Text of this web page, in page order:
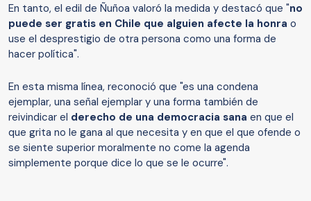
En tanto, el edil de Ñuñoa valoró la medida y destacó que "no
puede ser gratis en Chile que alguien afecte la honra o
use el desprestigio de otra persona como una forma de
hacer política".
En esta misma línea, reconoció que "es una condena
ejemplar, una señal ejemplar y una forma también de
reivindicar el derecho de una democracia sana en que el
que grita no le gana al que necesita y en que el que ofende o
se siente superior moralmente no come la agenda
simplemente porque dice lo que se le ocurre".